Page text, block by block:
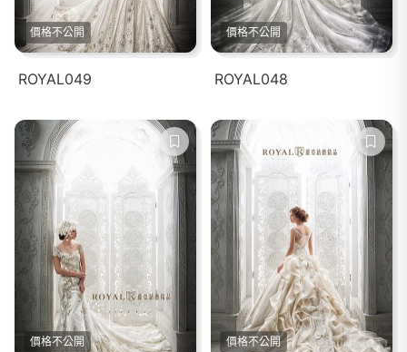
價格不公開
ROYAL049
價格不公開
ROYAL048
價格不公開 價格不公開